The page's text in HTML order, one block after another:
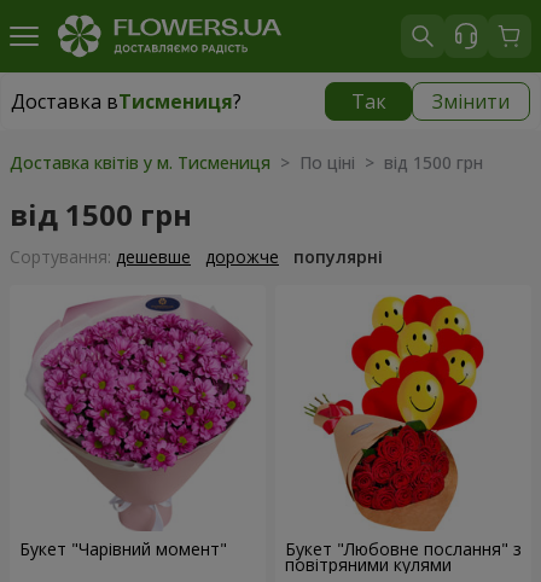
Доставка вТисмениця? Так Змінити
Доставка вТисмениця| безкоштовно
Доставка квітів у м. Тисмениця > По ціні > від 1500 грн
від 1500 грн
Сортування: дешевше дорожче популярні
Букет "Чарівний момент" Букет "Любовне послання" з
повітряними кулями